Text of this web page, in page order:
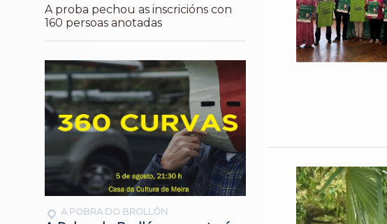
A proba pechou as inscricións con
160 persoas anotadas
A POBRA DO BROLLÓN